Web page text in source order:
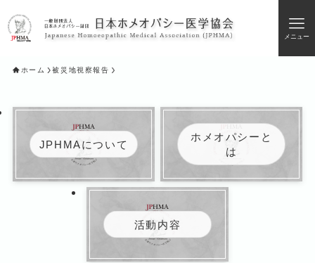
メニュー
ホーム 被災地視察報告
JPHMAについて
ホメオパシーと
は
活動内容